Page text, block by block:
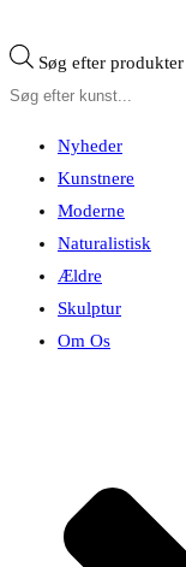
Søg efter produkter
Nyheder
Kunstnere
Moderne
Naturalistisk
Ældre
Skulptur
Om Os